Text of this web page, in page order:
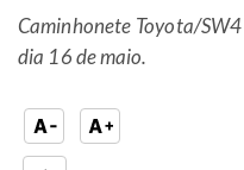
Caminhonete Toyota/
dia 16 de maio.